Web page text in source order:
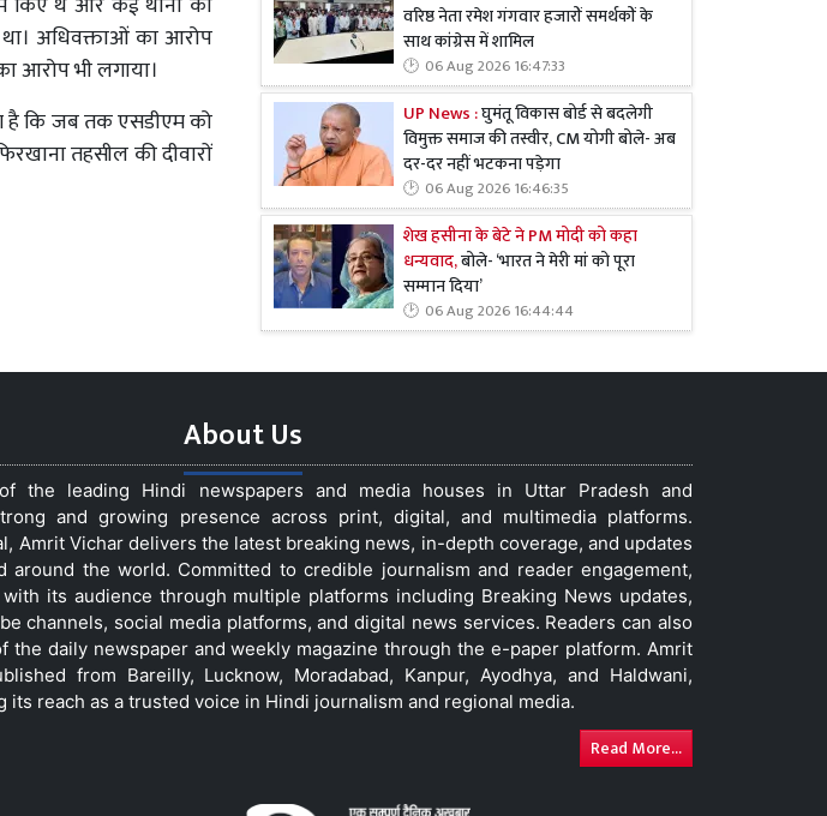
था। अधिवक्ताओं का आरोप
आरोप भी लगाया।
है कि जब तक एसडीएम को
तहसील की दीवारों
वरिष्ठ नेता रमेश गंगवार हजारों समर्थकों के
साथ कांग्रेस में शामिल
06 Aug 2026 16:47:33
UP News :घुमंतू विकास बोर्ड से बदलेगी
विमुक्त समाज की तस्वीर, CM योगी बोले- अब
दर-दर नहीं भटकना पड़ेगा
06 Aug 2026 16:46:35
शेख हसीना के बेटे ने PM मोदी को कहा
धन्यवाद,बोले- ‘भारत ने मेरी मां को पूरा
सम्मान दिया’
06 Aug 2026 16:44:44
About Us
the leading Hindi newspapers and media houses in Uttar Pradesh and
and growing presence across print, digital, and multimedia platforms.
Amrit Vichar delivers the latest breaking news, in-depth coverage, and updates
around the world. Committed to credible journalism and reader engagement,
its audience through multiple platforms including Breaking News updates,
channels, social media platforms, and digital news services. Readers can also
the daily newspaper and weekly magazine through the e-paper platform. Amrit
from Bareilly, Lucknow, Moradabad, Kanpur, Ayodhya, and Haldwani,
its reach as a trusted voice in Hindi journalism and regional media.
Read More...